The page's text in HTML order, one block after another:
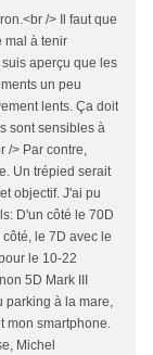
/> Il faut que
mal à tenir
aperçu que les
un peu
lents. Ça doit
sont sensibles à
/> Par contre,
Un trépied serait
objectif. J'ai pu
D'un côté le 70D
le 7D avec le
le 10-22
5D Mark III
parking à la mare,
mon smartphone.
Michel